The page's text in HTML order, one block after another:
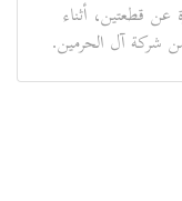
عن قطعتين، أثناء
شركة آل الحرمين.